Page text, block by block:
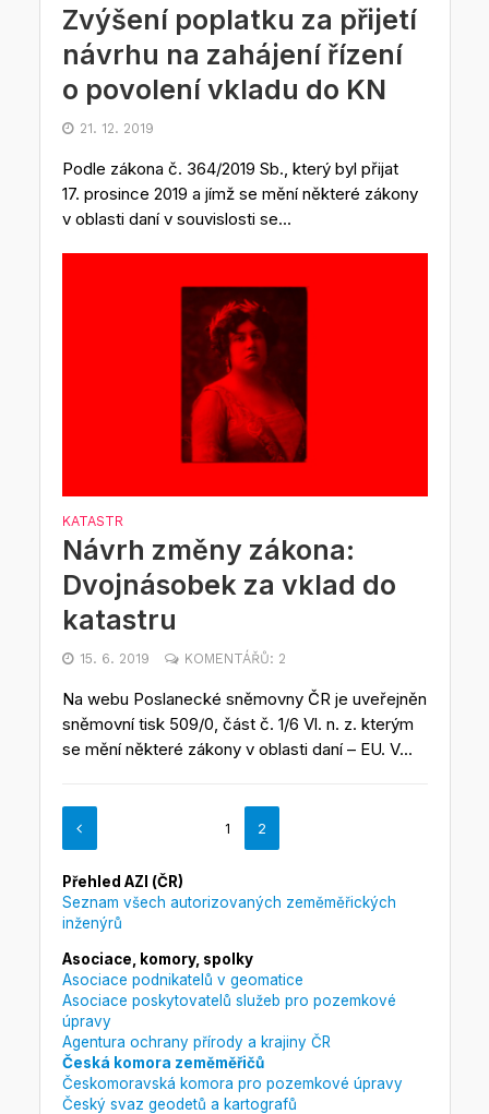
Zvýšení poplatku za přijetí
návrhu na zahájení řízení
o povolení vkladu do KN
21. 12. 2019
Podle zákona č. 364/2019 Sb., který byl přijat
17. prosince 2019 a jímž se mění některé zákony
v oblasti daní v souvislosti se...
KATASTR
Návrh změny zákona:
Dvojnásobek za vklad do
katastru
15. 6. 2019 KOMENTÁŘŮ: 2
Na webu Poslanecké sněmovny ČR je uveřejněn
sněmovní tisk 509/0, část č. 1/6 Vl. n. z. kterým
se mění některé zákony v oblasti daní – EU. V...
1 2
Přehled AZI (ČR)
Seznam všech autorizovaných zeměměřických
inženýrů
Asociace, komory, spolky
Asociace podnikatelů v geomatice
Asociace poskytovatelů služeb pro pozemkové
úpravy
Agentura ochrany přírody a krajiny ČR
Česká komora zeměměřičů
Českomoravská komora pro pozemkové úpravy
Český svaz geodetů a kartografů